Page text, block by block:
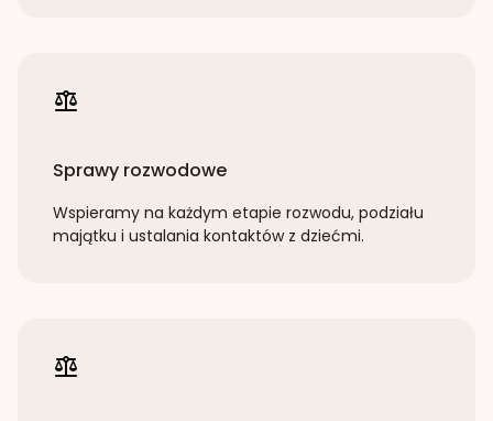
Sprawy rozwodowe
Wspieramy na każdym etapie rozwodu, podziału
majątku i ustalania kontaktów z dziećmi.